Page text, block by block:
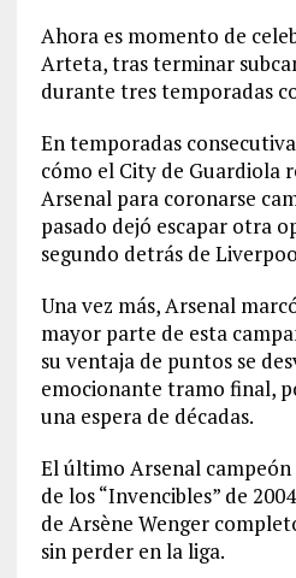
Ahora es momento de
Arteta, tras terminar
durante tres temporadas
En temporadas
cómo el City de Guardiola
Arsenal para coronarse
pasado dejó escapar otra
segundo detrás de
Una vez más, Arsenal
mayor parte de esta
su ventaja de puntos se
emocionante tramo final,
una espera de décadas.
El último Arsenal
de los “Invencibles” de
de Arsène Wenger
sin perder en la liga.